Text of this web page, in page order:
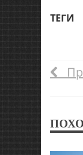
ТЕГИ